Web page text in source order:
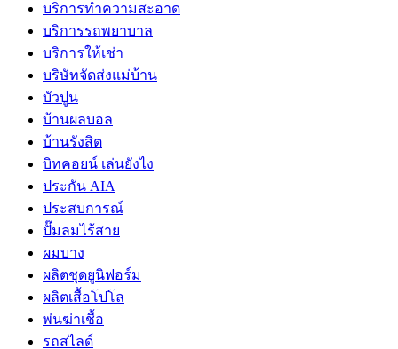
บริการทำความสะอาด
บริการรถพยาบาล
บริการให้เช่า
บริษัทจัดส่งแม่บ้าน
บัวปูน
บ้านผลบอล
บ้านรังสิต
บิทคอยน์ เล่นยังไง
ประกัน AIA
ประสบการณ์
ปั๊มลมไร้สาย
ผมบาง
ผลิตชุดยูนิฟอร์ม
ผลิตเสื้อโปโล
พ่นฆ่าเชื้อ
รถสไลด์